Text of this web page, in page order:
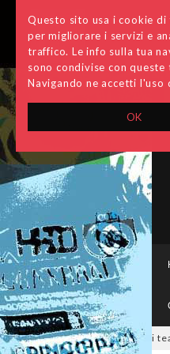
OK
Questo sito usa i cookie
per migliorare i servizi e
traffico. Le info sulla tua
sono condivise con queste
Navigando ne accetti l'uso
sono 14 i team